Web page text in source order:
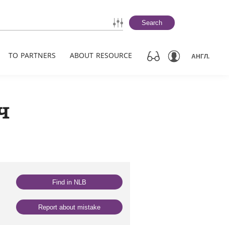
Search
TO PARTNERS ABOUT RESOURCE АНГЛ.
Find in NLB
Report about mistake